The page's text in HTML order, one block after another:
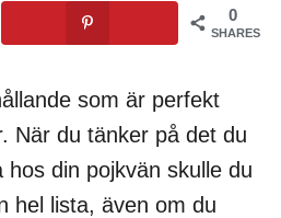
0
SHARES
som är perfekt
När du tänker på det du
hos din pojkvän skulle du
hel lista, även om du